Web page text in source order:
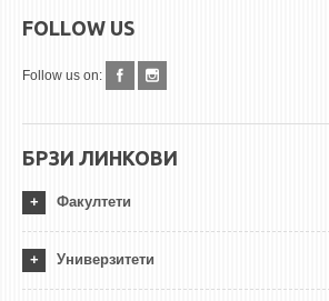
FOLLOW US
Follow us on:
БРЗИ ЛИНКОВИ
Факултети
Универзитети